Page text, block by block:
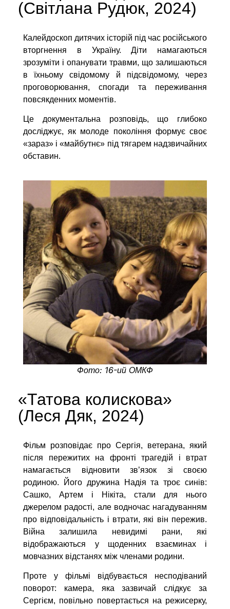
(Світлана Рудюк, 2024)
Калейдоскоп дитячих історій під час російського
вторгнення в Україну. Діти намагаються
зрозуміти і опанувати травми, що залишаються
в їхньому свідомому й підсвідомому, через
проговорювання, спогади та переживання
повсякденних моментів.
Це документальна розповідь, що глибоко
досліджує, як молоде покоління формує своє
«зараз» і «майбутнє» під тягарем надзвичайних
обставин.
Фото: 16-ий ОМКФ
«Татова колискова»
(Леся Дяк, 2024)
Фільм розповідає про Сергія, ветерана, який
після пережитих на фронті трагедій і втрат
намагається відновити зв’язок зі своєю
родиною. Його дружина Надія та троє синів:
Сашко, Артем і Нікіта, стали для нього
джерелом радості, але водночас нагадуванням
про відповідальність і втрати, які він пережив.
Війна залишила невидимі рани, які
відображаються у щоденних взаєминах і
мовчазних відстанях між членами родини.
Проте у фільмі відбувається несподіваний
поворот: камера, яка зазвичай слідкує за
Сергієм, повільно повертається на режисерку,